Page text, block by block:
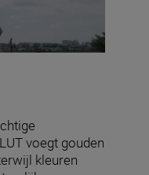
voegt gouden
kleuren